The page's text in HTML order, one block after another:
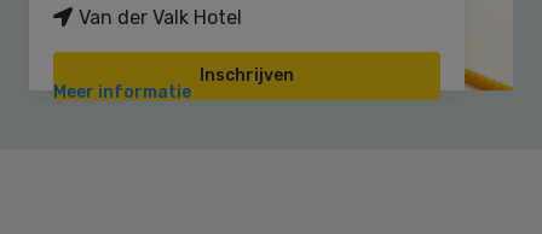
Van der Valk Hotel
Inschrijven
Meer informatie